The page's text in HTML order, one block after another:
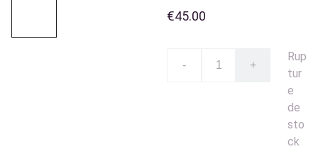
€45.00
- +
Rup
tur
e
de
sto
ck